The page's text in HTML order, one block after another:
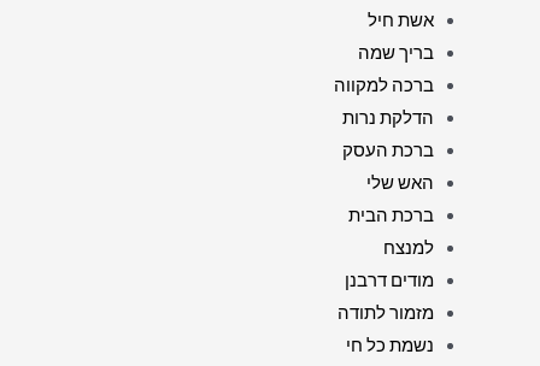
אשת חיל
בריך שמה
ברכה למקווה
הדלקת נרות
ברכת העסק
האש שלי
ברכת הבית
למנצח
מודים דרבנן
מזמור לתודה
נשמת כל חי